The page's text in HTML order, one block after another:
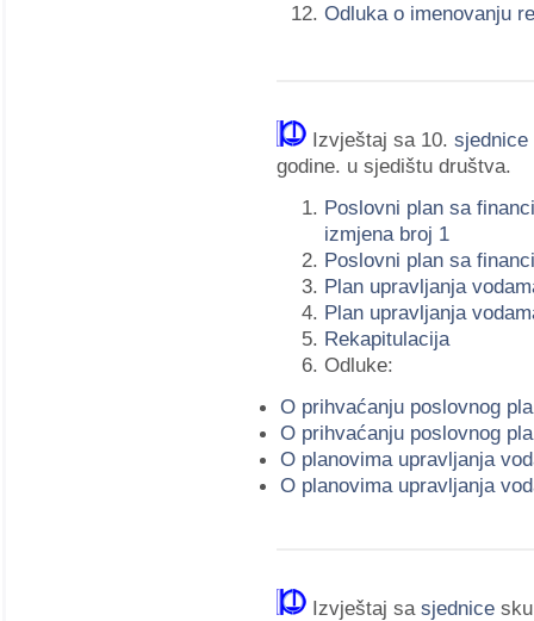
Odluka o imenovanju
Izvještaj sa 10. sjednice
godine. u sjedištu društva.
Poslovni plan sa
izmjena broj 1
Poslovni plan sa
Plan upravljanja
Plan upravljanja
Rekapitulacija
Odluke:
O prihvaćanju poslovnog
O prihvaćanju poslovnog
O planovima upravljanja
O planovima upravljanja
Izvještaj sa sjednice